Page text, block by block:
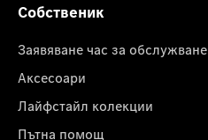
Собственик
Заявяване час за обслужване
Аксесоари
Лайфстайл колекции
Пътна помощ